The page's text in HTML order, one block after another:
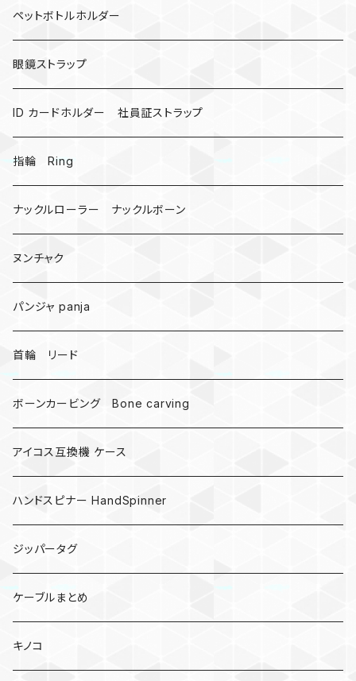
カウベル 熊鈴
昆虫
ミツバチ
AirTag
戦国武将、侍
悪魔の鍵
爬虫類、蛇
DNA 螺旋
受注作成_名入り、ネーム
ペットボトルホルダー
眼鏡ストラップ
ID カードホルダー 社員証ストラップ
指輪 Ring
ナックルローラー ナックルボーン
ヌンチャク
パンジャ panja
首輪 リード
ボーンカービング Bone carving
アイコス互換機 ケース
ハンドスピナー HandSpinner
ジッパータグ
ケーブルまとめ
キノコ